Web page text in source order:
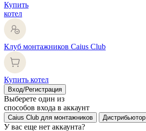
Купить
котел
Клуб монтажников Caius Club
Купить котел
Вход/Регистрация
Выберете один из
способов входа в аккаунт
Caius Club для монтажников Дистрибьютор
У вас еще нет аккаунта?